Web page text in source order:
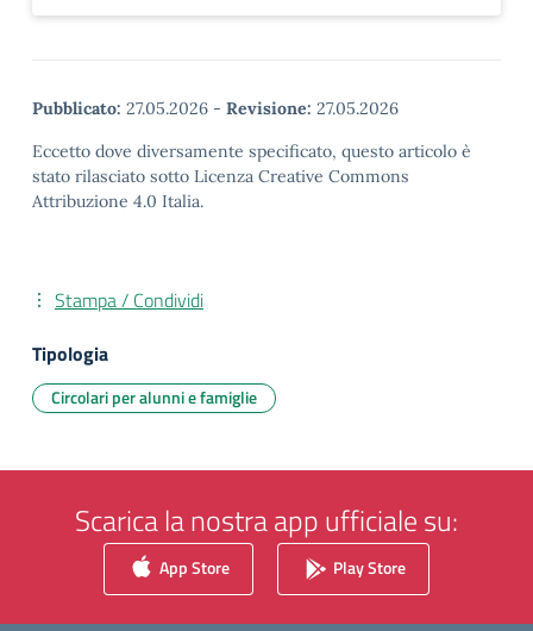
Pubblicato: 27.05.2026 - Revisione: 27.05.2026
Eccetto dove diversamente specificato, questo articolo è
stato rilasciato sotto Licenza Creative Commons
Attribuzione 4.0 Italia.
Stampa / Condividi
Tipologia
Circolari per alunni e famiglie
Scarica la nostra app ufficiale su:
App Store Play Store